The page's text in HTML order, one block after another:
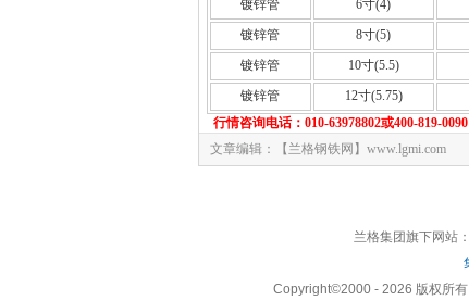
镀锌管
6寸(4)
镀锌管
8寸(5)
镀锌管
10寸(5.5)
镀锌管
12寸(5.75)
行情咨询电话：010-63978802或400-819-0090
文章编辑：【兰格钢铁网】www.lgmi.com